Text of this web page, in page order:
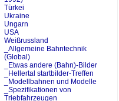
Türkei
Ukraine
Ungarn
USA
Weißrussland
_Allgemeine Bahntechnik
(Global)
_Etwas andere (Bahn)-Bilder
_Hellertal startbilder-Treffen
_Modellbahnen und Modelle
_Spezifikationen von
Triebfahrzeugen